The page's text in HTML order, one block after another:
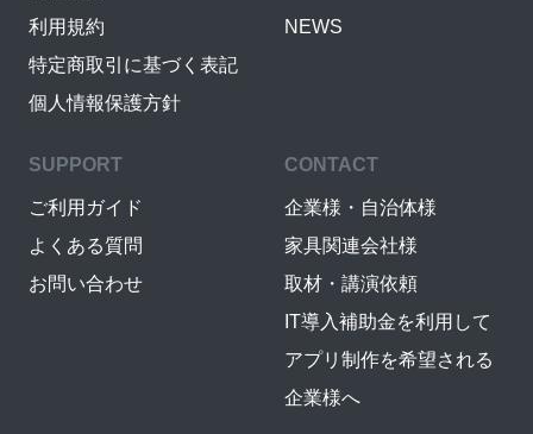
利用規約
特定商取引に基づく表記
個人情報保護方針
NEWS
SUPPORT
ご利用ガイド
よくある質問
お問い合わせ
CONTACT
企業様・自治体様
家具関連会社様
取材・講演依頼
IT導入補助金を利用して
アプリ制作を希望される
企業様へ